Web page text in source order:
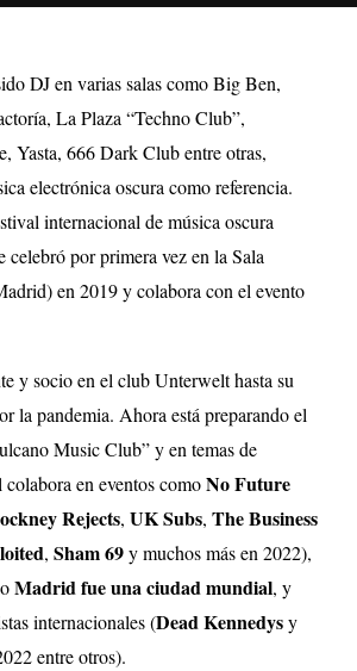
DJ en varias salas como Big Ben,
La Plaza “Techno Club”,
Yasta, 666 Dark Club entre otras,
electrónica oscura como referencia.
internacional de música oscura
celebró por primera vez en la Sala
en 2019 y colabora con el evento
y socio en el club Unterwelt hasta su
la pandemia. Ahora está preparando el
Music Club” y en temas de
en eventos comoNo Future
Rejects, UK Subs, The Business
, Sham 69y muchos más en 2022),
Madrid fue una ciudad mundial, y
internacionales (Dead Kennedysy
entre otros).